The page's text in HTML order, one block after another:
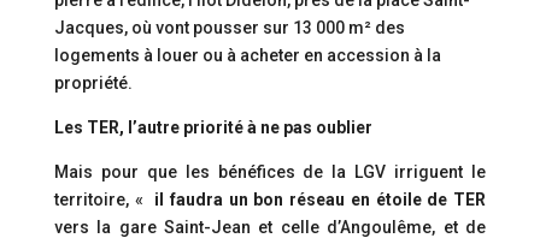
Jacques, où vont pousser sur 13 000 m² des
logements à louer ou à acheter en accession à la
propriété.
Les TER, l’autre priorité à ne pas oublier
Mais pour que les bénéfices de la LGV irriguent le
territoire, «
il faudra un bon réseau en étoile de TER
vers la gare Saint-Jean et celle d’Angoulême, et de